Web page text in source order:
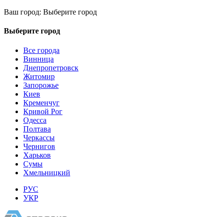
Ваш город: Выберите город
Выберите город
Все города
Винница
Днепропетровск
Житомир
Запорожье
Киев
Кременчуг
Кривой Рог
Одесса
Полтава
Черкассы
Чернигов
Харьков
Сумы
Хмельницкий
РУС
УКР